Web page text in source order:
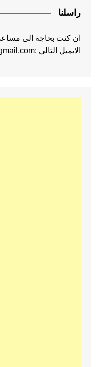
راسلنا
ان كنت بحاجة الى
الايميل التالي :maktabatiiebook@gmail.com